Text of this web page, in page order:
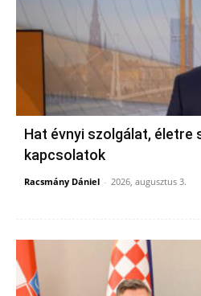
Hat évnyi szolgálat, életre
kapcsolatok
Racsmány Dániel - 2026, augusztus 3.